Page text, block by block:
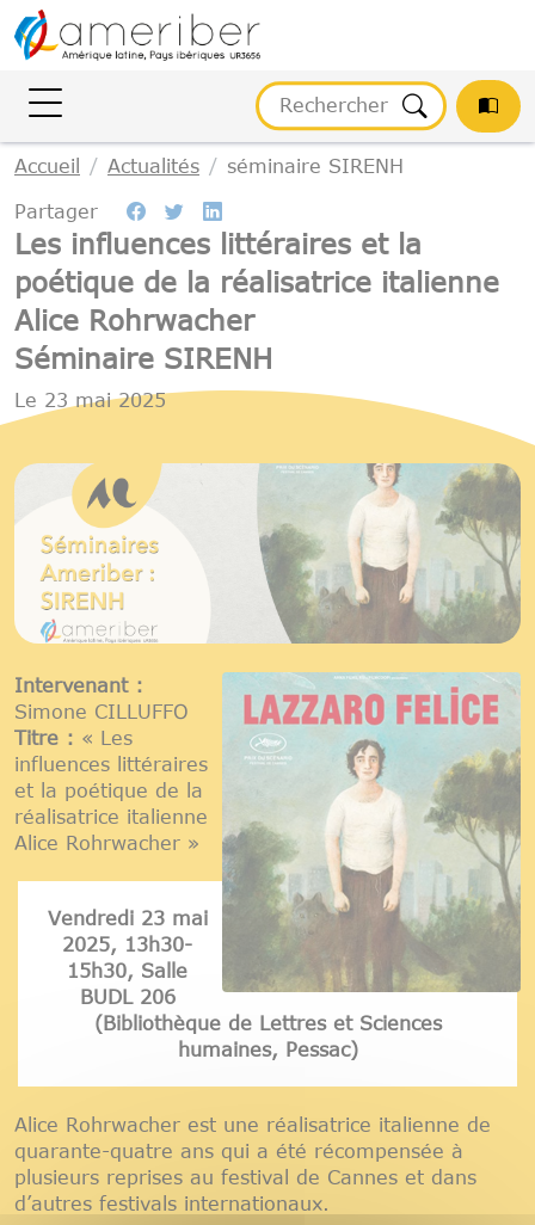
Accueil Actualités séminaire SIRENH
Partager
Les influences littéraires et la
poétique de la réalisatrice italienne
Alice Rohrwacher
Séminaire SIRENH
Le 23 mai 2025
Intervenant :
Simone CILLUFFO
Titre : « Les
influences littéraires
et la poétique de la
réalisatrice italienne
Alice Rohrwacher »
Vendredi 23 mai
2025, 13h30-
15h30, Salle
BUDL 206
(Bibliothèque de Lettres et Sciences
humaines, Pessac)
Alice Rohrwacher est une réalisatrice italienne de
quarante-quatre ans qui a été récompensée à
plusieurs reprises au festival de Cannes et dans
d’autres festivals internationaux.
Gestion des cookies